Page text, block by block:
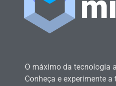
O máximo da tecnologia
Conheça e experimente